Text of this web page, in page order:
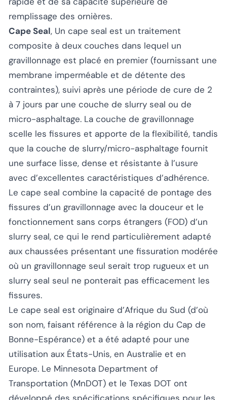
remplissage des ornières.
Cape Seal, Un cape seal est un traitement
composite à deux couches dans lequel un
gravillonnage est placé en premier (fournissant une
membrane imperméable et de détente des
contraintes), suivi après une période de cure de 2
à 7 jours par une couche de slurry seal ou de
micro-asphaltage. La couche de gravillonnage
scelle les fissures et apporte de la flexibilité, tandis
que la couche de slurry/micro-asphaltage fournit
une surface lisse, dense et résistante à l’usure
avec d’excellentes caractéristiques d’adhérence.
Le cape seal combine la capacité de pontage des
fissures d’un gravillonnage avec la douceur et le
fonctionnement sans corps étrangers (FOD) d’un
slurry seal, ce qui le rend particulièrement adapté
aux chaussées présentant une fissuration modérée
où un gravillonnage seul serait trop rugueux et un
slurry seal seul ne ponterait pas efficacement les
fissures.
Le cape seal est originaire d’Afrique du Sud (d’où
son nom, faisant référence à la région du Cap de
Bonne-Espérance) et a été adapté pour une
utilisation aux États-Unis, en Australie et en
Europe. Le Minnesota Department of
Transportation (MnDOT) et le Texas DOT ont